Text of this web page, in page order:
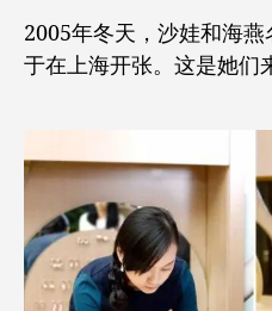
2005年冬天，沙娃和海燕
于在上海开张。这是她们